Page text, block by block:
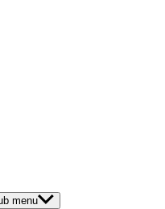
menu